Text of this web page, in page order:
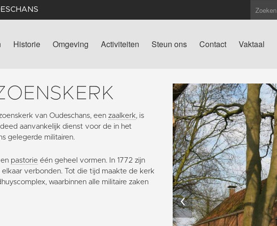
Historie Omgeving Activiteiten Steun ons Contact Vaktaal
van Oudeschans, een zaalkerk, is
aanvankelijk dienst voor de in het
gelegerde militairen.
pastorie één geheel vormen. In 1772 zijn
elkaar verbonden. Tot die tijd maakte de kerk
waarbinnen alle militaire zaken
‹